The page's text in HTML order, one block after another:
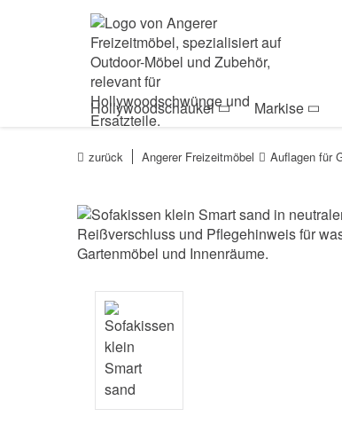
Zur Navigation springen
Hollywoodschaukel Markise
zurück Angerer Freizeitmöbel Auflagen für